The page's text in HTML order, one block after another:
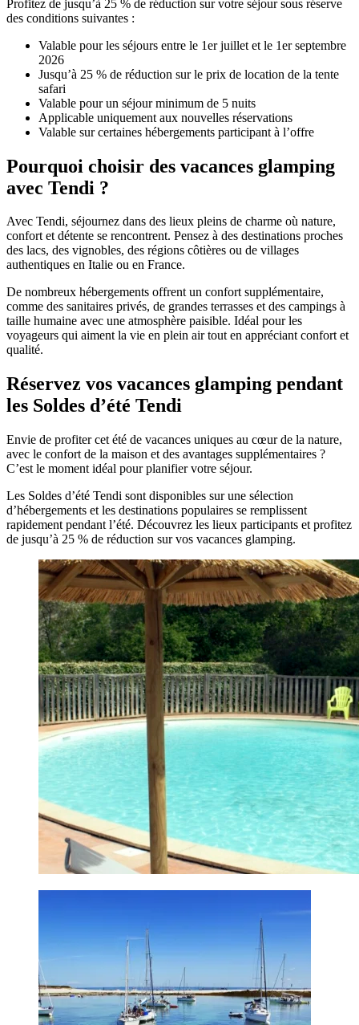
Profitez de jusqu’à 25 % de réduction sur votre séjour sous réserve
des conditions suivantes :
Valable pour les séjours entre le 1er juillet et le 1er septembre
2026
Jusqu’à 25 % de réduction sur le prix de location de la tente
safari
Valable pour un séjour minimum de 5 nuits
Applicable uniquement aux nouvelles réservations
Valable sur certaines hébergements participant à l’offre
Pourquoi choisir des vacances glamping
avec Tendi ?
Avec Tendi, séjournez dans des lieux pleins de charme où nature,
confort et détente se rencontrent. Pensez à des destinations proches
des lacs, des vignobles, des régions côtières ou de villages
authentiques en Italie ou en France.
De nombreux hébergements offrent un confort supplémentaire,
comme des sanitaires privés, de grandes terrasses et des campings à
taille humaine avec une atmosphère paisible. Idéal pour les
voyageurs qui aiment la vie en plein air tout en appréciant confort et
qualité.
Réservez vos vacances glamping pendant
les Soldes d’été Tendi
Envie de profiter cet été de vacances uniques au cœur de la nature,
avec le confort de la maison et des avantages supplémentaires ?
C’est le moment idéal pour planifier votre séjour.
Les Soldes d’été Tendi sont disponibles sur une sélection
d’hébergements et les destinations populaires se remplissent
rapidement pendant l’été. Découvrez les lieux participants et profitez
de jusqu’à 25 % de réduction sur vos vacances glamping.